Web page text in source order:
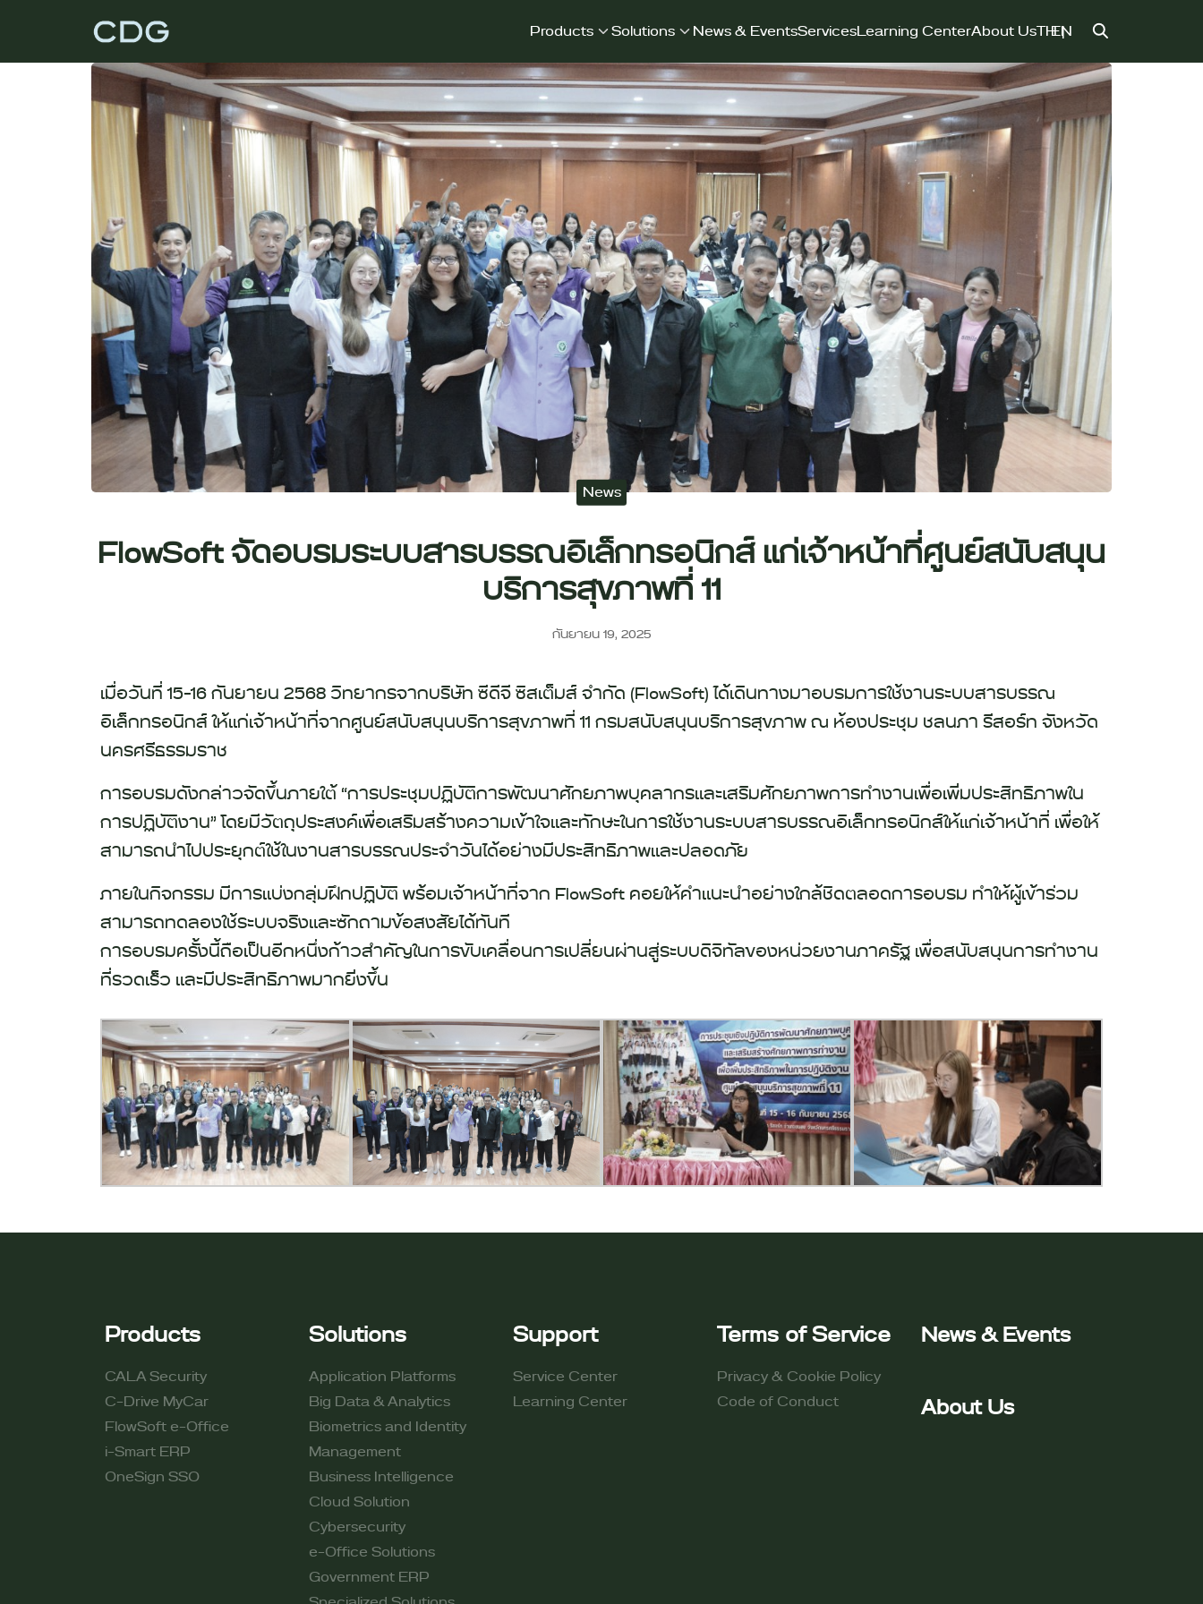
Products Solutions News & EventsServices Learning CenterAbout UsTHEN
News
FlowSoft จัดอบรมระบบสารบรรณอิเล็กทรอนิกส์ แก่เจ้าหน้าที่ศูนย์สนับสนุน
บริการสุขภาพที่ 11
กันยายน 19, 2025
เมื่อวันที่ 15–16 กันยายน 2568 วิทยากรจากบริษัท ซีดีจี ซิสเต็มส์ จำกัด (FlowSoft) ได้เดินทางมาอบรมการใช้งานระบบสารบรรณ
อิเล็กทรอนิกส์ ให้แก่เจ้าหน้าที่จากศูนย์สนับสนุนบริการสุขภาพที่ 11 กรมสนับสนุนบริการสุขภาพ ณ ห้องประชุม ชลนภา รีสอร์ท จังหวัด
นครศรีธรรมราช
การอบรมดังกล่าวจัดขึ้นภายใต้ “การประชุมปฏิบัติการพัฒนาศักยภาพบุคลากรและเสริมศักยภาพการทำงานเพื่อเพิ่มประสิทธิภาพใน
การปฏิบัติงาน” โดยมีวัตถุประสงค์เพื่อเสริมสร้างความเข้าใจและทักษะในการใช้งานระบบสารบรรณอิเล็กทรอนิกส์ให้แก่เจ้าหน้าที่ เพื่อให้
สามารถนำไปประยุกต์ใช้ในงานสารบรรณประจำวันได้อย่างมีประสิทธิภาพและปลอดภัย
ภายในกิจกรรม มีการแบ่งกลุ่มฝึกปฏิบัติ พร้อมเจ้าหน้าที่จาก FlowSoft คอยให้คำแนะนำอย่างใกล้ชิดตลอดการอบรม ทำให้ผู้เข้าร่วม
สามารถทดลองใช้ระบบจริงและซักถามข้อสงสัยได้ทันที
การอบรมครั้งนี้ถือเป็นอีกหนึ่งก้าวสำคัญในการขับเคลื่อนการเปลี่ยนผ่านสู่ระบบดิจิทัลของหน่วยงานภาครัฐ เพื่อสนับสนุนการทำงาน
ที่รวดเร็ว และมีประสิทธิภาพมากยิ่งขึ้น
Products
CALA Security
C-Drive MyCar
FlowSoft e-Office
i-Smart ERP
OneSign SSO
Solutions
Application Platforms
Big Data & Analytics
Biometrics and Identity
Management
Business Intelligence
Cloud Solution
Cybersecurity
e-Office Solutions
Government ERP
Support
Service Center
Learning Center
Terms of Service​
Privacy & Cookie Policy
Code of Conduct​
News & Events
About Us